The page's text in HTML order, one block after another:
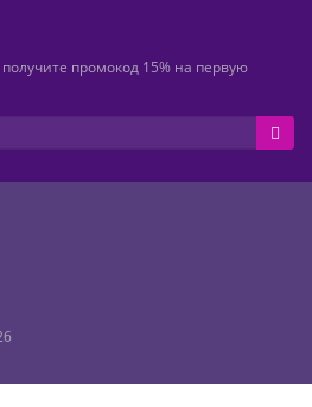
промокод 15% на первую